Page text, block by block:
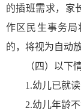
的插班需求，家
作区民生事务
的，将视为自动
（四）以下情
1.幼儿已就读
2.幼儿年龄不